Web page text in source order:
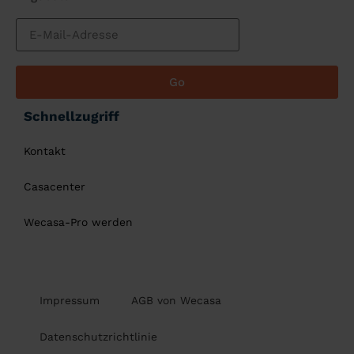
Go
Schnellzugriff
Kontakt
Casacenter
Wecasa-Pro werden
Impressum AGB von Wecasa
Datenschutzrichtlinie